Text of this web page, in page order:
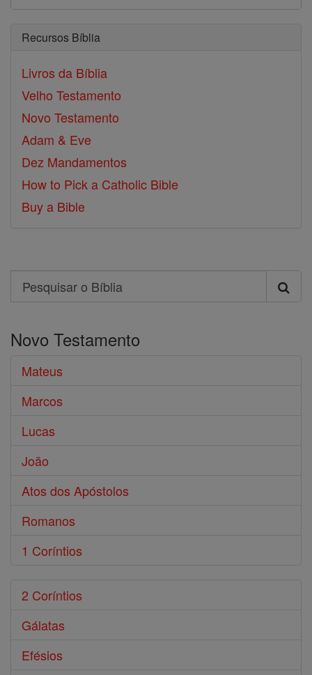
Recursos Bíblia
Livros da Bíblia
Velho Testamento
Novo Testamento
Adam & Eve
Dez Mandamentos
How to Pick a Catholic Bible
Buy a Bible
Search
Pesquisar
Bíblia
Novo Testamento
Mateus
Marcos
Lucas
João
Atos dos Apóstolos
Romanos
1 Coríntios
2 Coríntios
Gálatas
Efésios